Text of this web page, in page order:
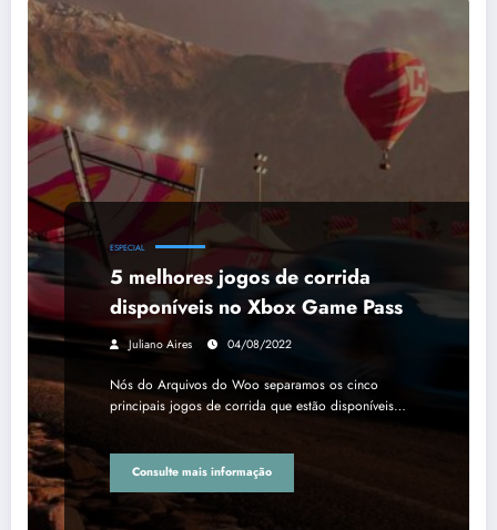
ESPECIAL
5 melhores jogos de corrida
disponíveis no Xbox Game Pass
Juliano Aires 04/08/2022
Nós do Arquivos do Woo separamos os cinco
principais jogos de corrida que estão disponíveis…
Consulte mais informação